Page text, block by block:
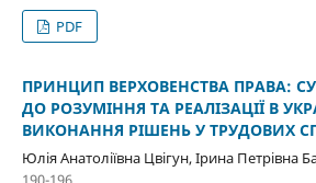
PDF
ПРИНЦИП ВЕРХОВЕНСТВА ПРАВА:
ДО РОЗУМІННЯ ТА РЕАЛІЗАЦІЇ В
ВИКОНАННЯ РІШЕНЬ У ТРУДОВИХ
Юлія Анатоліївна Цвігун, Ірина Петрівна